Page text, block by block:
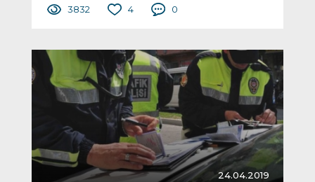
3832 4 0
24.04.2019